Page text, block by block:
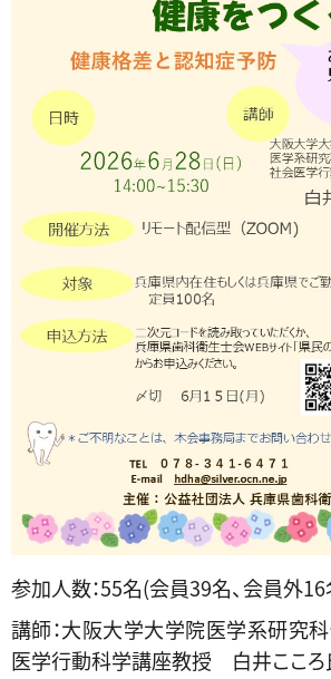
参加人数：55名(会員39名、会員外
講師：大阪大学大学院医学系研究
医学行動科学講座教授 白井こころ